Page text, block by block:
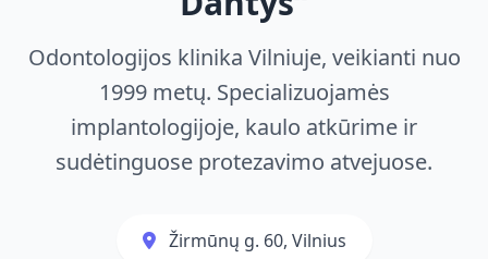
Odontologijos klinika Vilniuje, veikianti nuo
1999 metų. Specializuojamės
implantologijoje, kaulo atkūrime ir
sudėtinguose protezavimo atvejuose.
Žirmūnų g. 60, Vilnius